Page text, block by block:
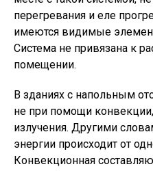
перегревания и еле
имеются видимые
Система не привязана к
помещении.
В зданиях с напольным
не при помощи
излучения. Другими
энергии происходит от
Конвекционная